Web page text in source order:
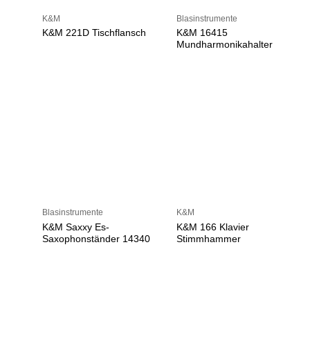
K&M
K&M 221D Tischflansch
Blasinstrumente
K&M 16415
Mundharmonikahalter
Blasinstrumente
K&M Saxxy Es-
Saxophonständer 14340
K&M
K&M 166 Klavier
Stimmhammer